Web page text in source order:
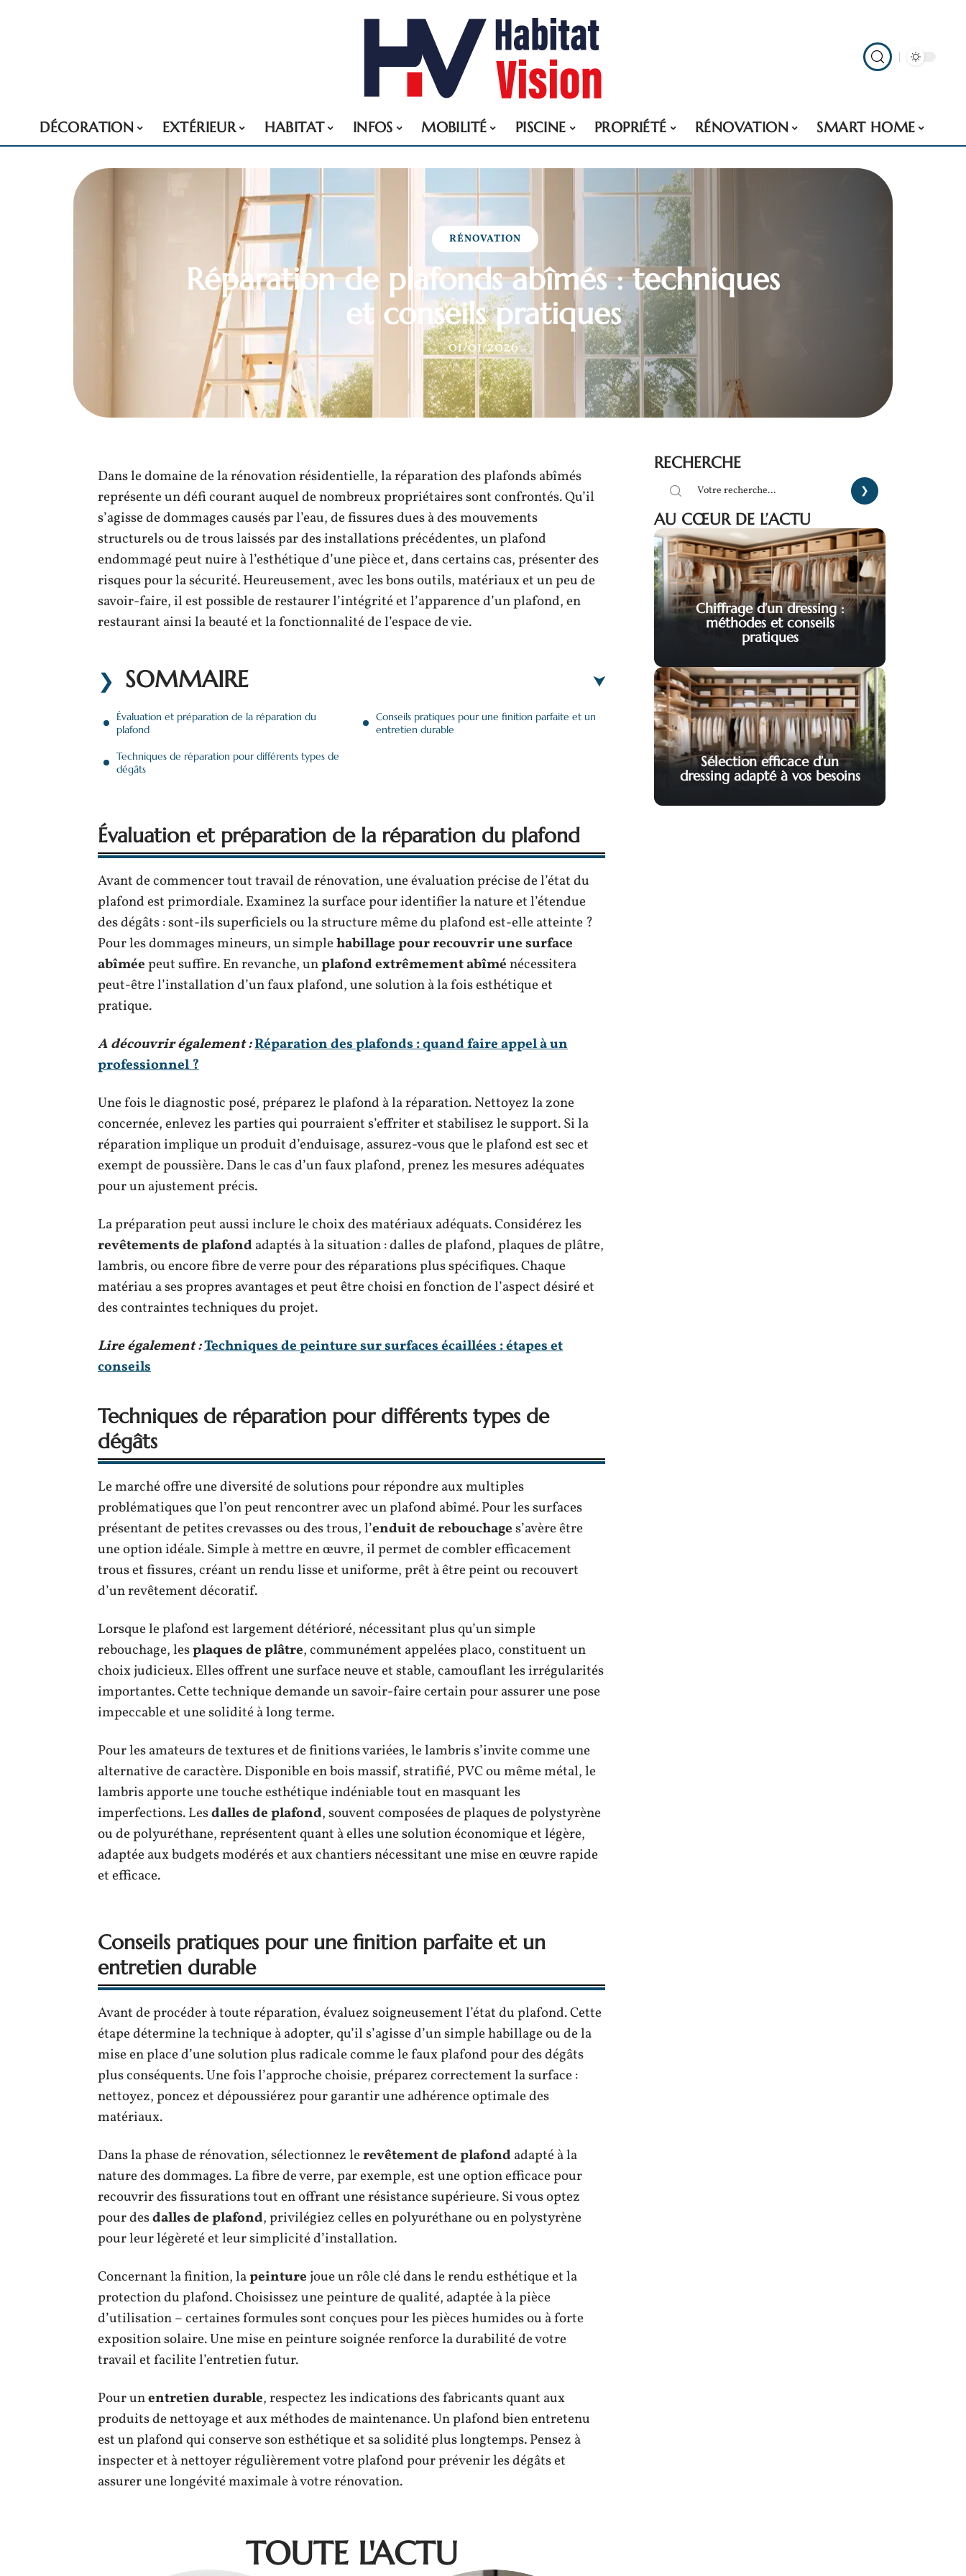
DÉCORATION EXTÉRIEUR HABITAT INFOS MOBILITÉ PISCINE PROPRIÉTÉ RÉNOVATION SMART HOME
RÉNOVATION
Réparation de plafonds abîmés : techniques
et conseils pratiques
01/01/2026
Dans le domaine de la rénovation résidentielle, la réparation des plafonds abîmés
représente un défi courant auquel de nombreux propriétaires sont confrontés. Qu’il
s’agisse de dommages causés par l’eau, de fissures dues à des mouvements
structurels ou de trous laissés par des installations précédentes, un plafond
endommagé peut nuire à l’esthétique d’une pièce et, dans certains cas, présenter des
risques pour la sécurité. Heureusement, avec les bons outils, matériaux et un peu de
savoir-faire, il est possible de restaurer l’intégrité et l’apparence d’un plafond, en
restaurant ainsi la beauté et la fonctionnalité de l’espace de vie.
SOMMAIRE
Évaluation et préparation de la réparation du
plafond
Techniques de réparation pour différents types de
dégâts
Conseils pratiques pour une finition parfaite et un
entretien durable
Évaluation et préparation de la réparation du plafond
Avant de commencer tout travail de rénovation, une évaluation précise de l’état du
plafond est primordiale. Examinez la surface pour identifier la nature et l’étendue
des dégâts : sont-ils superficiels ou la structure même du plafond est-elle atteinte ?
Pour les dommages mineurs, un simplehabillage pour recouvrir une surface
abîméepeut suffire. En revanche, unplafond extrêmement abîménécessitera
peut-être l’installation d’un faux plafond, une solution à la fois esthétique et
pratique.
A découvrir également :Réparation des plafonds : quand faire appel à un
professionnel ?
Une fois le diagnostic posé, préparez le plafond à la réparation. Nettoyez la zone
concernée, enlevez les parties qui pourraient s’effriter et stabilisez le support. Si la
réparation implique un produit d’enduisage, assurez-vous que le plafond est sec et
exempt de poussière. Dans le cas d’un faux plafond, prenez les mesures adéquates
pour un ajustement précis.
La préparation peut aussi inclure le choix des matériaux adéquats. Considérez les
revêtements de plafond adaptés à la situation : dalles de plafond, plaques de plâtre,
lambris, ou encore fibre de verre pour des réparations plus spécifiques. Chaque
matériau a ses propres avantages et peut être choisi en fonction de l’aspect désiré et
des contraintes techniques du projet.
Lire également :Techniques de peinture sur surfaces écaillées : étapes et
conseils
Techniques de réparation pour différents types de
dégâts
Le marché offre une diversité de solutions pour répondre aux multiples
problématiques que l’on peut rencontrer avec un plafond abîmé. Pour les surfaces
présentant de petites crevasses ou des trous, l’enduit de rebouchages’avère être
une option idéale. Simple à mettre en œuvre, il permet de combler efficacement
trous et fissures, créant un rendu lisse et uniforme, prêt à être peint ou recouvert
d’un revêtement décoratif.
Lorsque le plafond est largement détérioré, nécessitant plus qu’un simple
rebouchage, lesplaques de plâtre, communément appelées placo, constituent un
choix judicieux. Elles offrent une surface neuve et stable, camouflant les irrégularités
importantes. Cette technique demande un savoir-faire certain pour assurer une pose
impeccable et une solidité à long terme.
Pour les amateurs de textures et de finitions variées, le lambris s’invite comme une
alternative de caractère. Disponible en bois massif, stratifié, PVC ou même métal, le
lambris apporte une touche esthétique indéniable tout en masquant les
imperfections. Lesdalles de plafond, souvent composées de plaques de polystyrène
ou de polyuréthane, représentent quant à elles une solution économique et légère,
adaptée aux budgets modérés et aux chantiers nécessitant une mise en œuvre rapide
et efficace.
Conseils pratiques pour une finition parfaite et un
entretien durable
Avant de procéder à toute réparation, évaluez soigneusement l’état du plafond. Cette
étape détermine la technique à adopter, qu’il s’agisse d’un simple habillage ou de la
mise en place d’une solution plus radicale comme le faux plafond pour des dégâts
plus conséquents. Une fois l’approche choisie, préparez correctement la surface :
nettoyez, poncez et dépoussiérez pour garantir une adhérence optimale des
matériaux.
Dans la phase de rénovation, sélectionnez lerevêtement de plafond adapté à la
nature des dommages. La fibre de verre, par exemple, est une option efficace pour
recouvrir des fissurations tout en offrant une résistance supérieure. Si vous optez
pour desdalles de plafond, privilégiez celles en polyuréthane ou en polystyrène
pour leur légèreté et leur simplicité d’installation.
Concernant la finition, lapeinturejoue un rôle clé dans le rendu esthétique et la
protection du plafond. Choisissez une peinture de qualité, adaptée à la pièce
d’utilisation – certaines formules sont conçues pour les pièces humides ou à forte
exposition solaire. Une mise en peinture soignée renforce la durabilité de votre
travail et facilite l’entretien futur.
Pour unentretien durable, respectez les indications des fabricants quant aux
produits de nettoyage et aux méthodes de maintenance. Un plafond bien entretenu
est un plafond qui conserve son esthétique et sa solidité plus longtemps. Pensez à
inspecter et à nettoyer régulièrement votre plafond pour prévenir les dégâts et
assurer une longévité maximale à votre rénovation.
TOUTE L'ACTU
RECHERCHE
AU CŒUR DE L’ACTU
Chiffrage d’un dressing :
méthodes et conseils
pratiques
Sélection efficace d’un
dressing adapté à vos besoins